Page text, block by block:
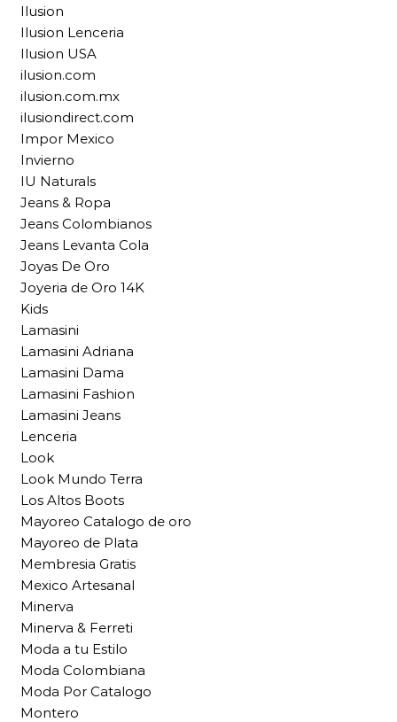
Ilusion
Ilusion Lenceria
Ilusion USA
ilusion.com
ilusion.com.mx
ilusiondirect.com
Impor Mexico
Invierno
IU Naturals
Jeans & Ropa
Jeans Colombianos
Jeans Levanta Cola
Joyas De Oro
Joyeria de Oro 14K
Kids
Lamasini
Lamasini Adriana
Lamasini Dama
Lamasini Fashion
Lamasini Jeans
Lenceria
Look
Look Mundo Terra
Los Altos Boots
Mayoreo Catalogo de oro
Mayoreo de Plata
Membresia Gratis
Mexico Artesanal
Minerva
Minerva & Ferreti
Moda a tu Estilo
Moda Colombiana
Moda Por Catalogo
Montero